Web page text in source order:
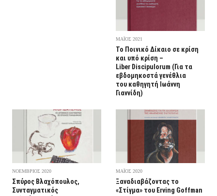
ΜΑΪΟΣ 2021
Το Ποινικό Δίκαιο σε κρίση
και υπό κρίση –
Liber Discipulorum (Για τα
εβδομηκοστά γενέθλια
του καθηγητή Ιωάννη
Γιαννίδη)
ΝΟΕΜΒΡΙΟΣ 2020
Σπύρος Βλαχόπουλος,
Συνταγματικός
ΜΑΪΟΣ 2020
Ξαναδιαβάζοντας το
«Στίγμα» του Erving Goffman